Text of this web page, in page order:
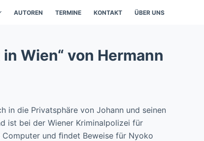
AUTOREN TERMINE KONTAKT ÜBER UNS
Wien“ von Hermann
in die Privatsphäre von Johann und seinen
ist bei der Wiener Kriminalpolizei für
und ﬁndet Beweise für Nyoko